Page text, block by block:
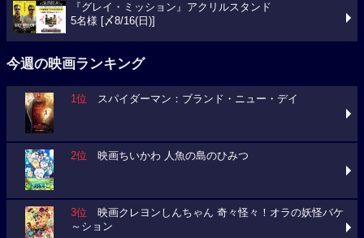
『グレイ・ミッション』アクリルスタンド
5名様 [〆8/16(日)]
今週の映画ランキング
1位 スパイダーマン：ブランド・ニュー・デイ
2位 映画ちいかわ 人魚の島のひみつ
3位 映画クレヨンしんちゃん 奇々怪々！オラの妖怪バケ
～ション